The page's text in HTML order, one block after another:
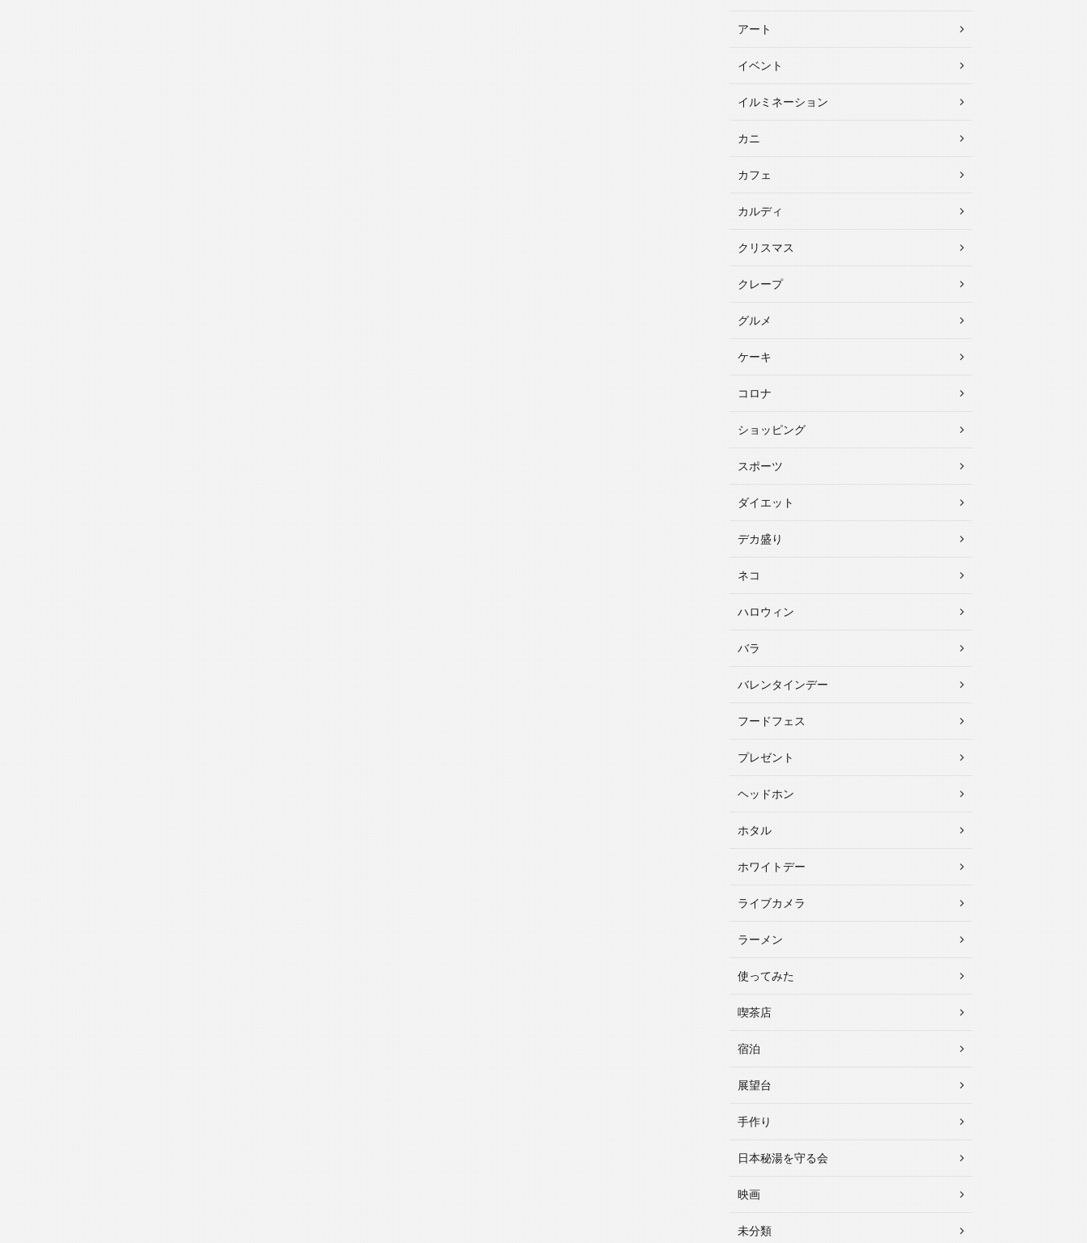
アート
イベント
イルミネーション
カニ
カフェ
カルディ
クリスマス
クレープ
グルメ
ケーキ
コロナ
ショッピング
スポーツ
ダイエット
デカ盛り
ネコ
ハロウィン
バラ
バレンタインデー
フードフェス
プレゼント
ヘッドホン
ホタル
ホワイトデー
ライブカメラ
ラーメン
使ってみた
喫茶店
宿泊
展望台
手作り
日本秘湯を守る会
映画
未分類